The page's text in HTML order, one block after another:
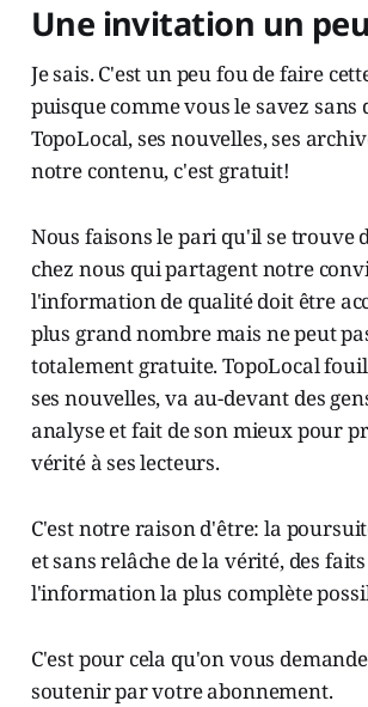
Une invitation un
Je sais. C'est un peu fou de faire
puisque comme vous le savez sans
TopoLocal, ses nouvelles, ses
notre contenu, c'est gratuit!
Nous faisons le pari qu'il se trouve
chez nous qui partagent notre
l'information de qualité doit être
plus grand nombre mais ne peut
totalement gratuite. TopoLocal
ses nouvelles, va au-devant des
analyse et fait de son mieux pour
vérité à ses lecteurs.
C'est notre raison d'être: la
et sans relâche de la vérité, des
l'information la plus complète
C'est pour cela qu'on vous
soutenir par votre abonnement.